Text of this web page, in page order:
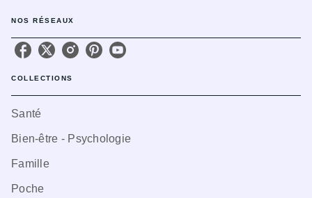
NOS RÉSEAUX
COLLECTIONS
Santé
Bien-être - Psychologie
Famille
Poche